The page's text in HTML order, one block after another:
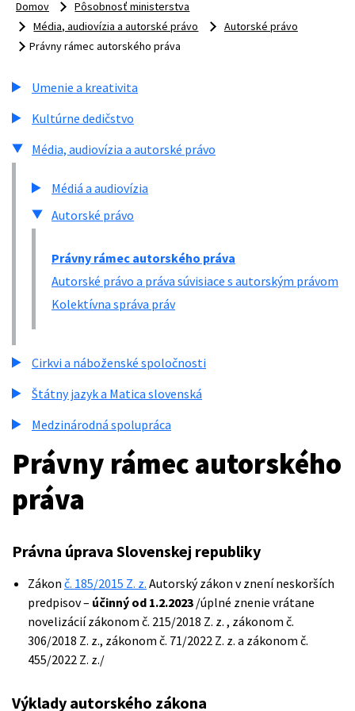
Domov
Pôsobnosť ministerstva
Média, audiovízia a autorské právo
Autorské právo
Právny rámec autorského práva
Umenie a kreativita
Kultúrne dedičstvo
Média, audiovízia a autorské právo
Médiá a audiovízia
Autorské právo
Právny rámec autorského práva
Autorské právo a práva súvisiace s autorským právom
Kolektívna správa práv
Cirkvi a náboženské spoločnosti
Štátny jazyk a Matica slovenská
Medzinárodná spolupráca
Právny rámec autorského
práva
Právna úprava Slovenskej republiky
Zákon č. 185/2015 Z. z. Autorský zákon v znení neskorších
predpisov – účinný od 1.2.2023 /úplné znenie vrátane
novelizácií zákonom č. 215/2018 Z. z. , zákonom č.
306/2018 Z. z., zákonom č. 71/2022 Z. z. a zákonom č.
455/2022 Z. z./
Výklady autorského zákona